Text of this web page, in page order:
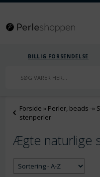
BILLIG FORSENDELSE
Forside » Perler, beads -»
stenperler
Ægte naturlige